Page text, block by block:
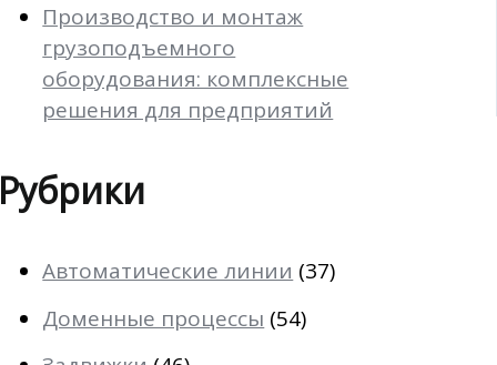
Производство и монтаж
грузоподъемного
оборудования: комплексные
решения для предприятий
Рубрики
Автоматические линии (37)
Доменные процессы (54)